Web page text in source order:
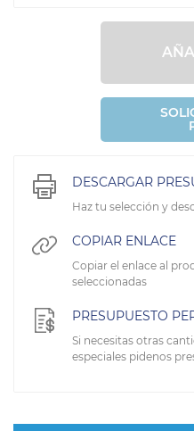
DESCARGAR
Haz tu selección y
COPIAR ENLACE
Copiar el enlace al
seleccionadas
PRESUPUESTO
Si necesitas otras
especiales pidenos